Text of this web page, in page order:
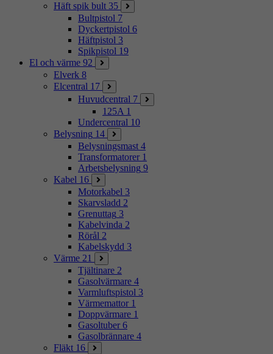
Häft spik bult 35
Bultpistol 7
Dyckertpistol 6
Häftpistol 3
Spikpistol 19
El och värme 92
Elverk 8
Elcentral 17
Huvudcentral 7
125A 1
Undercentral 10
Belysning 14
Belysningsmast 4
Transformatorer 1
Arbetsbelysning 9
Kabel 16
Motorkabel 3
Skarvsladd 2
Grenuttag 3
Kabelvinda 2
Rörål 2
Kabelskydd 3
Värme 21
Tjältinare 2
Gasolvärmare 4
Varmluftspistol 3
Värmemattor 1
Doppvärmare 1
Gasoltuber 6
Gasolbrännare 4
Fläkt 16